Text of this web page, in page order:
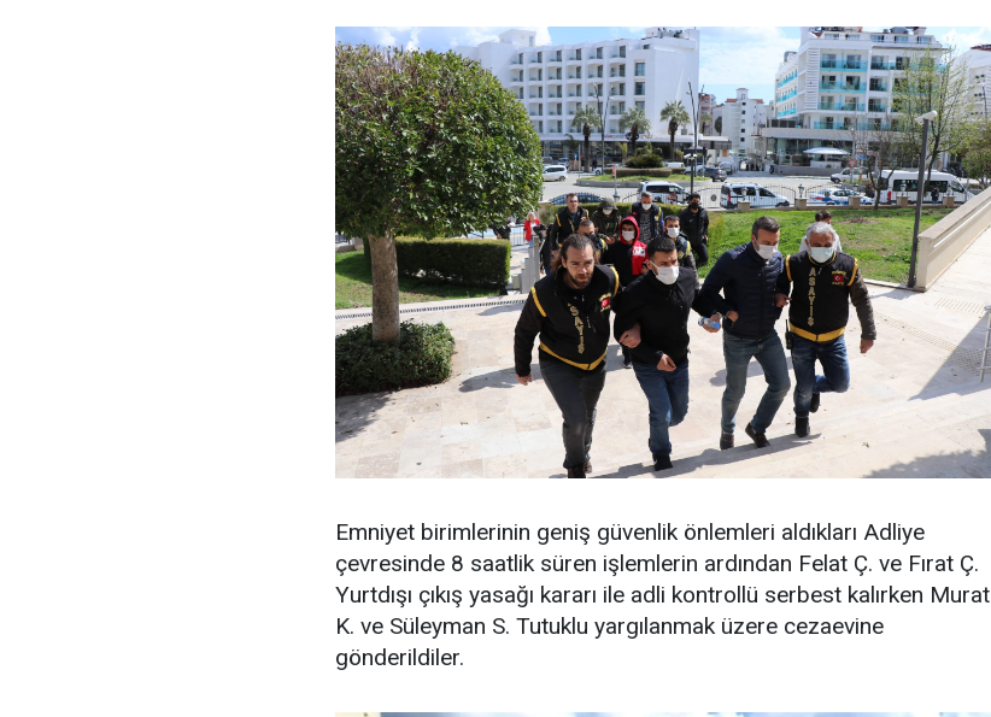
Emniyet birimlerinin geniş güvenlik önlemleri aldıkları Adliye
çevresinde 8 saatlik süren işlemlerin ardından Felat Ç. ve Fırat Ç.
Yurtdışı çıkış yasağı kararı ile adli kontrollü serbest kalırken Murat
K. ve Süleyman S. Tutuklu yargılanmak üzere cezaevine
gönderildiler.